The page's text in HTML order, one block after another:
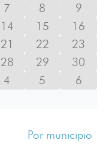
7 8
9
14 15
16
21 22
23
28 29
30
4 5 6
Por municipio